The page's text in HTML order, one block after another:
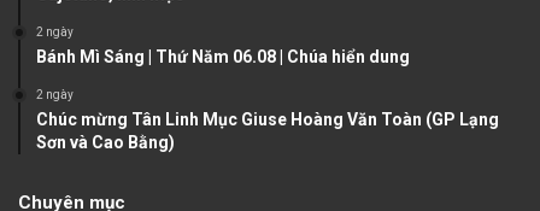
2 ngày
Bánh Mì Sáng | Thứ Năm 06.08 | Chúa hiển dung
2 ngày
Chúc mừng Tân Linh Mục Giuse Hoàng Văn Toàn (GP Lạng
Sơn và Cao Bằng)
Chuyên mục